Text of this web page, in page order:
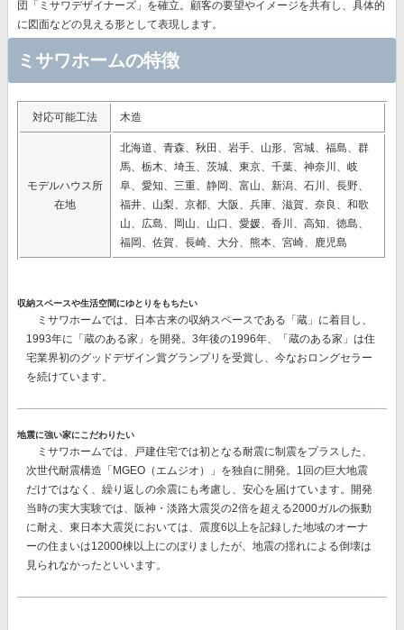
団「ミサワデザイナーズ」を確立。顧客の要望やイメージを共有し、具体的
に図面などの見える形として表現します。
ミサワホームの特徴
対応可能工法 木造
モデルハウス所
在地
北海道、青森、秋田、岩手、山形、宮城、福島、群
馬、栃木、埼玉、茨城、東京、千葉、神奈川、岐
阜、愛知、三重、静岡、富山、新潟、石川、長野、
福井、山梨、京都、大阪、兵庫、滋賀、奈良、和歌
山、広島、岡山、山口、愛媛、香川、高知、徳島、
福岡、佐賀、長崎、大分、熊本、宮崎、鹿児島
収納スペースや生活空間にゆとりをもちたい
ミサワホームでは、日本古来の収納スペースである「蔵」に着目し、
1993年に「蔵のある家」を開発。3年後の1996年、「蔵のある家」は住
宅業界初のグッドデザイン賞グランプリを受賞し、今なおロングセラー
を続けています。
地震に強い家にこだわりたい
ミサワホームでは、戸建住宅では初となる耐震に制震をプラスした、
次世代耐震構造「MGEO（エムジオ）」を独自に開発。 1回の巨大地震
だけではなく、繰り返しの余震にも考慮し、安心を届けています。開発
当時の実大実験では、阪神・淡路大震災の2倍を超える2000ガルの振動
に耐え、東日本大震災においては、震度6以上を記録した地域のオーナ
ーの住まいは12000棟以上にのぼりましたが、地震の揺れによる倒壊は
見られなかったといいます。